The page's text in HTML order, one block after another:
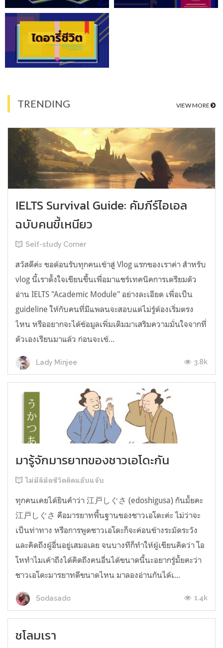
TRENDING VIEW MORE
IELTS Survival Guide: คัมภีร์ไอเอล
ฉบับคนขี้เหนียว
Self-study Corner
สวัสดีค่ะ ขอต้อนรับทุกคนเข้าสู่ Vlog แรกของเราค่า สำหรับ
vlog นี้เราตั้งใจเขียนขึ้นเพื่อมาแชร์เทคนิคการเตรียมตัว
อ่าน IELTS "Academic Module" อย่างละเอียด เพื่อเป็น
guideline ให้กับคนที่มีแพลนจะสอบแต่ไม่รู้ต้องเริ่มตรง
ไหน หรืออยากจะได้ข้อมูลเพิ่มเติมมาเสริมความมั่นใจจากที่
ตัวเองเรียนมาแล้ว ก่อนจะเข้...
Lady Minjee 3.8k
มารู้จักมารยาทของชาวเอโดะกัน
ไม่มีลิมิตชีวิตติดแอ๊บแจ๊บ
ทุกคนเคยได้ยินคำว่า 江戸しぐさ (edoshigusa) กันมั้ยคะ
江戸しぐさ คือมารยาทพื้นฐานของชาวเอโดะค่ะ ไม่ว่าจะ
เป็นท่าทาง หรือการพูดชาวเอโดะก็จะค่อนข้างระมัดระวัง
และคิดถึงผู้อื่นอยู่เสมอเลย จนบางทีก็ทำให้ผู้เขียนคิดว่า โอ
โหทำไมเค้าถึงได้คิดถึงคนอื่นได้ขนาดนี้นะอยากรู้มั้ยคะว่า
ชาวเอโดะมารยาทดีขนาดไหน มาลองอ่านกันได้เ...
Sodasado 1.4k
ชโลมเรา